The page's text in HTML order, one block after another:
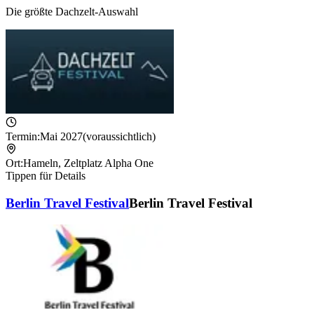
Die größte Dachzelt-Auswahl
Termin:Mai 2027(voraussichtlich)
Ort:Hameln, Zeltplatz Alpha One
Tippen für Details
Berlin Travel FestivalBerlin Travel Festival